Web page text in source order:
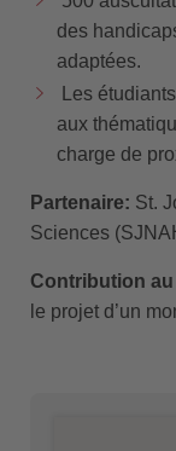
des
adaptées.
Les
aux
charge de
Partenaire: St.
Sciences
Contribution
le projet d’un